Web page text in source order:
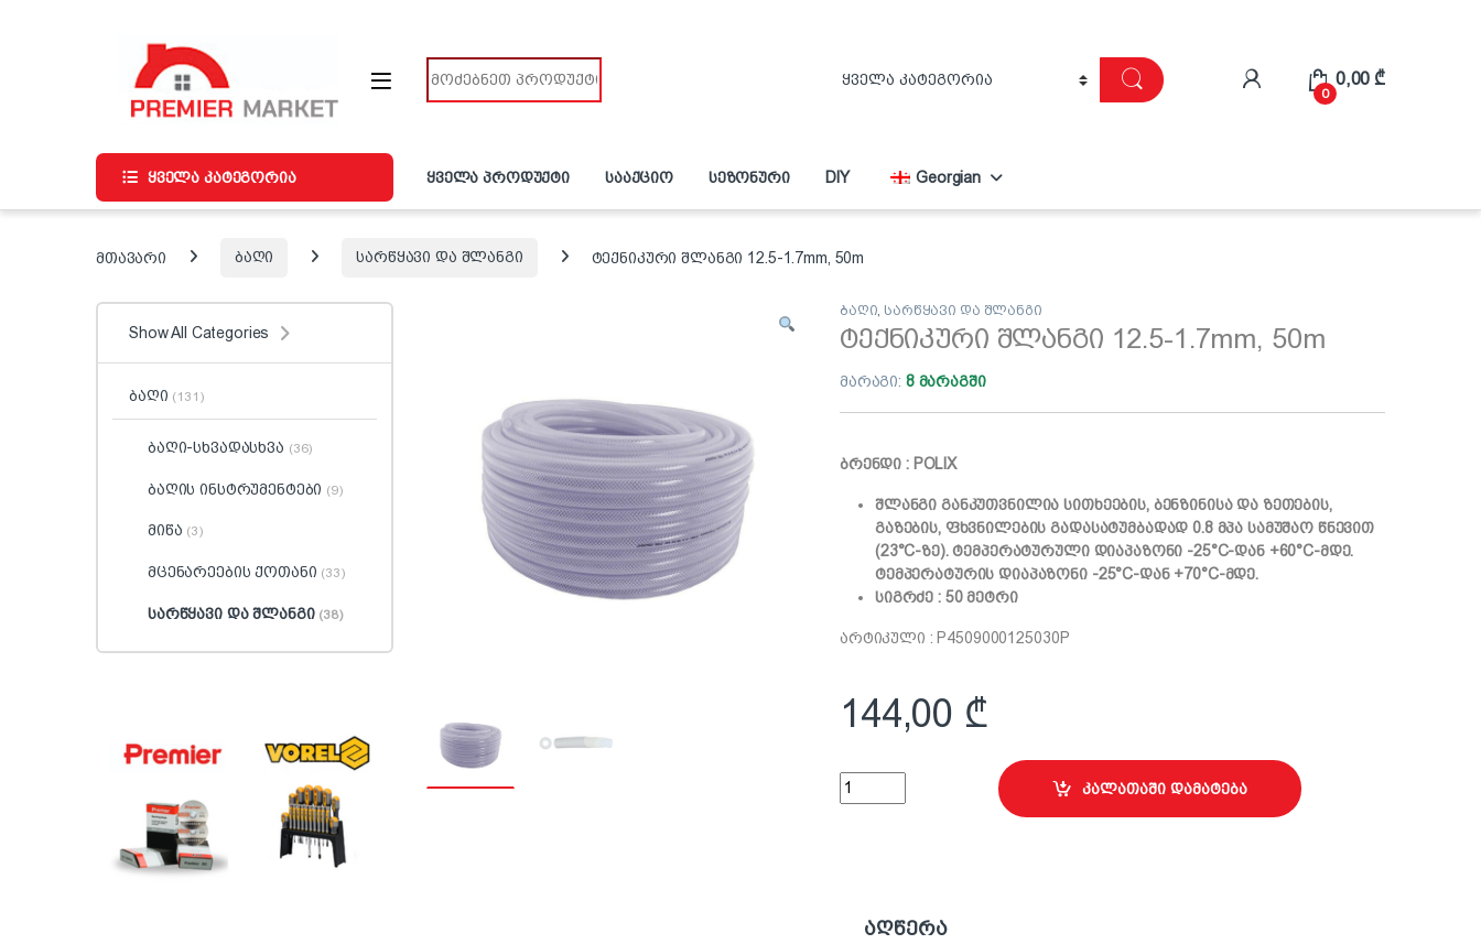
0
0,00 ₾
ყველა კატეგორია ყველა პროდუქტი სააქციო სეზონური DIY Georgian
მთავარი ბაღი სარწყავი და შლანგი ტექნიკური შლანგი 12.5-1.7mm, 50m
ბაღი, სარწყავი და შლანგი
ტექნიკური შლანგი 12.5-1.7mm, 50m
მარაგი: 8 მარაგში
ბრენდი : POLIX
შლანგი განკუთვნილია სითხეების, ბენზინისა და ზეთების,
გაზების, ფხვნილების გადასატუმბადად 0.8 მპა სამუშაო წნევით
(23°C-ზე). ტემპერატურული დიაპაზონი -25°C-დან +60°C-მდე.
ტემპერატურის დიაპაზონი -25°C-დან +70°C-მდე.
სიგრძე : 50 მეტრი
არტიკული : P4509000125030P
144,00 ₾
ტექნიკური შლანგი 12.5-1.7mm, 50m quantity
კალათაში დამატება
აღწერა
Show All Categories
ბაღი (131)
ბაღი-სხვადასხვა (36)
ბაღის ინსტრუმენტები (9)
მიწა (3)
მცენარეების ქოთანი (33)
სარწყავი და შლანგი (38)